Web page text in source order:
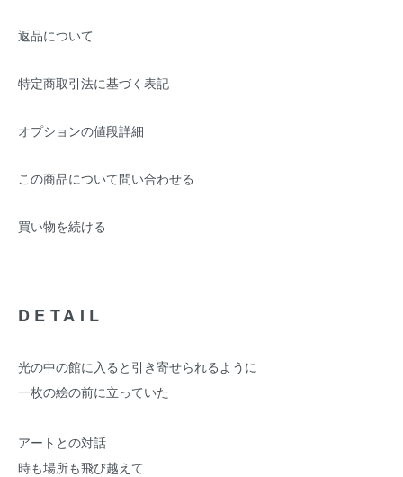
返品について
特定商取引法に基づく表記
オプションの値段詳細
この商品について問い合わせる
買い物を続ける
DETAIL
光の中の館に入ると引き寄せられるように
一枚の絵の前に立っていた
アートとの対話
時も場所も飛び越えて